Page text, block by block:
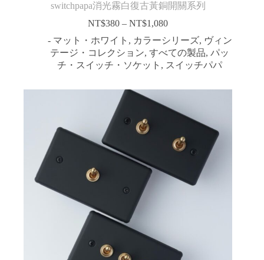
switchpapa消光霧白復古黃銅開關系列
NT$380 –NT$1,080価
格
帯:
NT$380
–
- マット・ホワイト , カラーシリーズ, ヴィン
テージ・コレクション,すべての製品,パッ
チ・スイッチ・ソケット , スイッチパパ